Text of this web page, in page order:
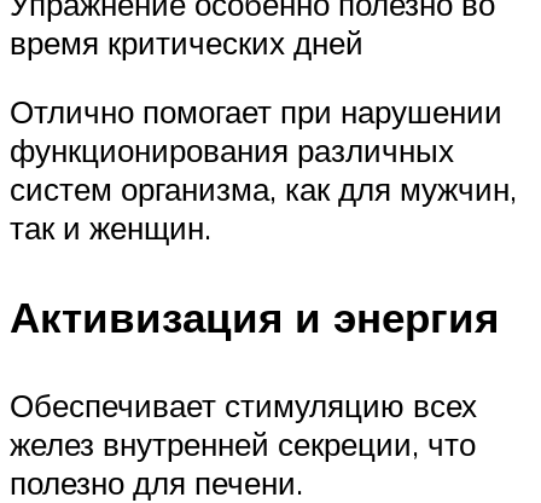
время критических дней
Отлично помогает при нарушении
функционирования различных
систем организма, как для мужчин,
так и женщин.
Активизация и энергия
Обеспечивает стимуляцию всех
желез внутренней секреции, что
полезно для печени.